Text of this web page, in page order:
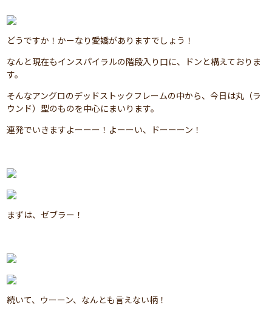
どうですか！かーなり愛嬌がありますでしょう！
なんと現在もインスパイラルの階段入り口に、ドンと構えておりま
す。
そんなアングロのデッドストックフレームの中から、今日は丸（ラ
ウンド）型のものを中心にまいります。
連発でいきますよーーー！よーーい、ドーーーン！
まずは、ゼブラー！
続いて、ウーーン、なんとも言えない柄！